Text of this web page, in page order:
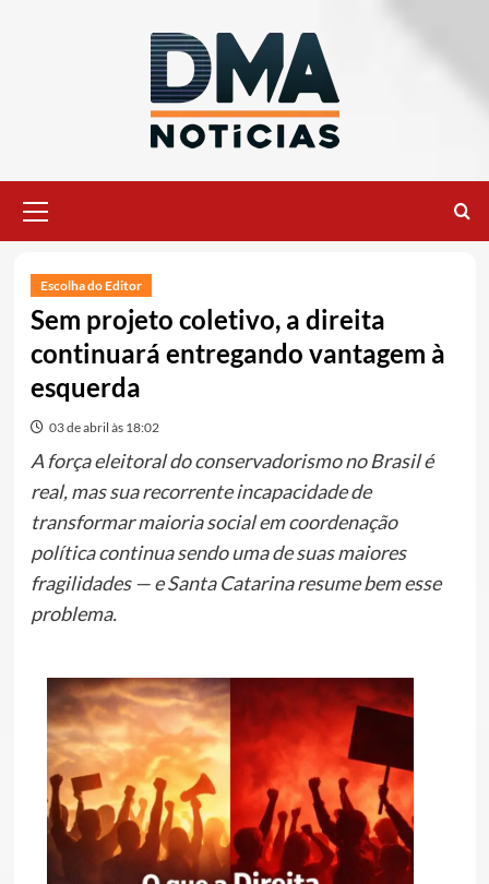
principal
Escolha do Editor
Sem projeto coletivo, a direita
continuará entregando vantagem à
esquerda
03 de abril às 18:02
A força eleitoral do conservadorismo no Brasil é
real, mas sua recorrente incapacidade de
transformar maioria social em coordenação
política continua sendo uma de suas maiores
fragilidades — e Santa Catarina resume bem esse
problema.